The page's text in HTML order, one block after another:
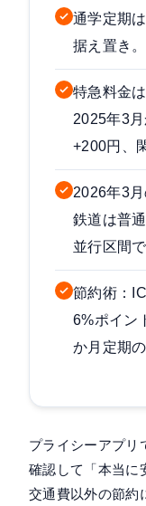
通学定期
据え置き。
特急料金
2025年3
+200円、
2026年3
鉄道は普
並行区間
節約術：
6%ポイン
か月定期の
プライシーアプリ
確認して「本当に
交通費以外の節約